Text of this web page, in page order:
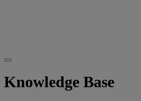
Knowledge Base